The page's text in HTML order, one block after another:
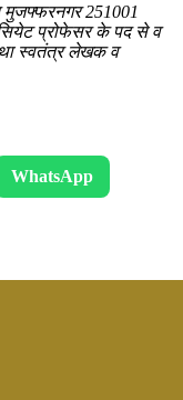
मुजफ्फरनगर 251001
प्रोफेसर के पद से व
स्वतंत्र लेखक व
WhatsApp